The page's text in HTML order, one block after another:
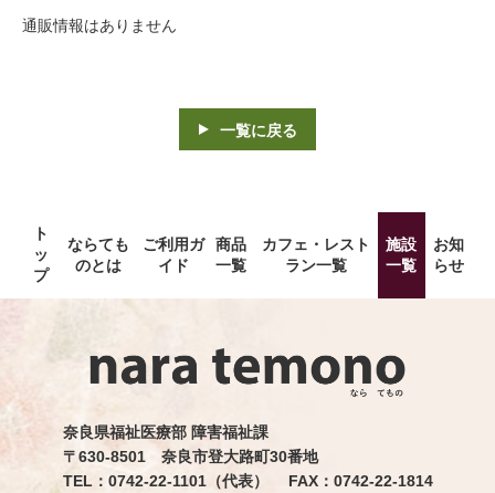
通販情報はありません
一覧に戻る
ト
ッ
プ
ならても
のとは
ご利用ガ
イド
商品
一覧
カフェ・レスト
ラン一覧
施設
一覧
お知
らせ
奈良県福祉医療部 障害福祉課
〒630-8501 奈良市登大路町30番地
TEL：0742-22-1101（代表） FAX：0742-22-1814